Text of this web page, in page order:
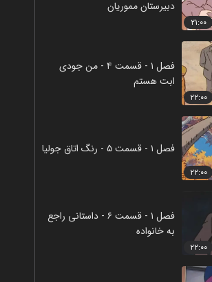
۲۱:۰۰
دبیرستان مموریان
۲۲:۰۰
فصل ۱ - قسمت ۴ - من جودی
ابت هستم
۲۲:۰۰
فصل ۱ - قسمت ۵ - رنگ اتاق جولیا
۲۲:۰۰
فصل ۱ - قسمت ۶ - داستانی راجع
به خانواده